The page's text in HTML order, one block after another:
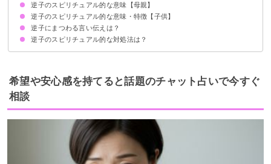
逆子には母親・子供のそれぞれにスピリチュアル的な意味がある
逆子のスピリチュアル的な意味【母親】
①母親がかまってあげるべき
②母親に元気がない
③母親がストレスを感じている
逆子のスピリチュアル的な意味・特徴【子供】
①幸せな状態で生まれる子
②自由な性格の子
③賢い子
逆子にまつわる言い伝えは？
逆子の赤ちゃんは頭がいい
逆子の赤ちゃんの出産時にはエネルギー消費が激しい
妊婦が高いところのものを取ると逆子になる
逆子のスピリチュアル的な対処法は？
①無理に直さないで尊重してあげる
②前向きに愛情を持って育てる
希望や安心感を持てると話題のチャット占いで今すぐ
相談